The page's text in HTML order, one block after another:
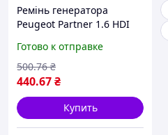
Ремінь генератора
Peugeot Partner 1.6 HDI
13- (+AC)
Готово к отправке
440.67₴
500.76 ₴
Купить